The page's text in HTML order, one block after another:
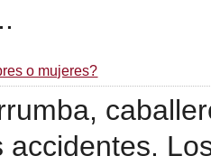
o mujeres?
accidentes.